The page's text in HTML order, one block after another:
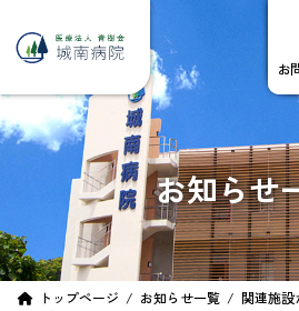
ツ
へ
ス
シ
ョ
ン
お
お知らせ
トップページ お知らせ一覧
関連施